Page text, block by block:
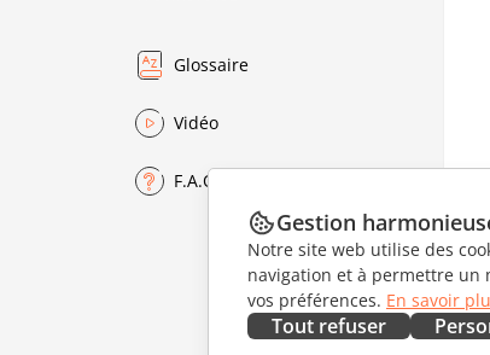
Glossaire
Vidéo
F.A.Q.
Gestion
Notre site web utilise des
navigation et à permettre un
vos préférences. En savoir
Tout refuser